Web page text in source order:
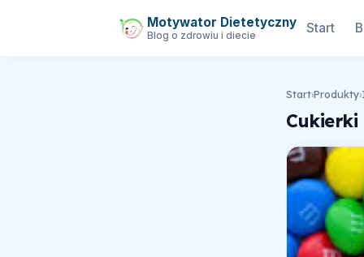
Motywator Dietetyczny
Blog o zdrowiu i diecie Start
Start›Produkty›
Cukierki